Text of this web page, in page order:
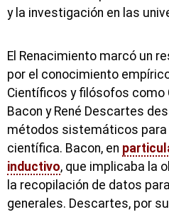
y la investigación en las
El Renacimiento marcó un
por el conocimiento
Científicos y filósofos como
Bacon y René Descartes
métodos sistemáticos para
científica. Bacon, en
inductivo, que implicaba la
la recopilación de datos para
generales. Descartes, por